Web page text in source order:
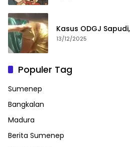
Kasus ODGJ
13/12/2025
Populer Tag
Sumenep
Bangkalan
Madura
Berita Sumenep